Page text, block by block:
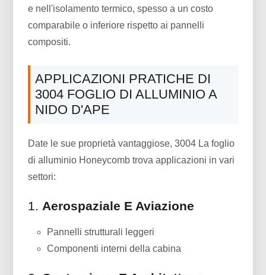
e nell'isolamento termico, spesso a un costo
comparabile o inferiore rispetto ai pannelli
compositi.
APPLICAZIONI PRATICHE DI
3004 FOGLIO DI ALLUMINIO A
NIDO D'APE
Date le sue proprietà vantaggiose, 3004 La foglio
di alluminio Honeycomb trova applicazioni in vari
settori:
1. Aerospaziale E Aviazione
Pannelli strutturali leggeri
Componenti interni della cabina